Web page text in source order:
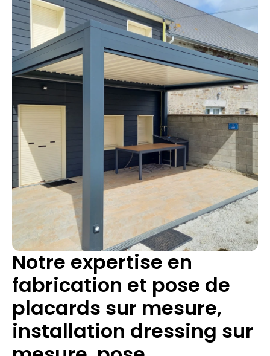
Notre expertise en
fabrication et pose de
placards sur mesure,
installation dressing sur